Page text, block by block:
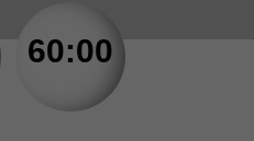
60:00